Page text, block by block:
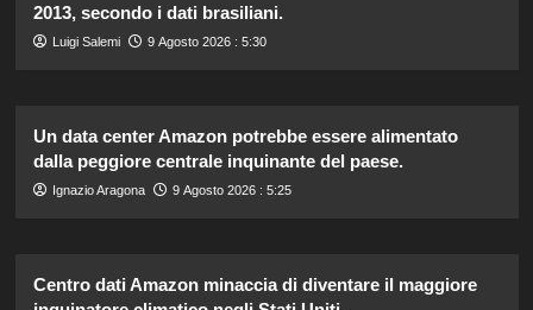
2013, secondo i dati brasiliani.
Luigi Salemi 9 Agosto 2026 : 5:30
Un data center Amazon potrebbe essere alimentato
dalla peggiore centrale inquinante del paese.
Ignazio Aragona 9 Agosto 2026 : 5:25
Centro dati Amazon minaccia di diventare il maggiore